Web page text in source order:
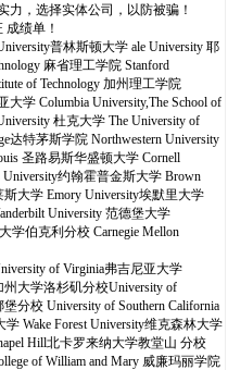
力，选择实体公司，以防被骗！
绩单！
普林斯顿大学 ale University 耶
麻省理工学院 Stanford
of Technology 加州理工学院
大学 Columbia University,The School of
杜克大学 The University of
达特茅斯学院 Northwestern University
圣路易斯华盛顿大学 Cornell
University约翰霍普金斯大学 Brown
大学 Emory University埃默里大学
University 范德堡大学
学伯克利分校 Carnegie Mellon
of Virginia弗吉尼亚大学
州大学洛杉矶分校University of
分校 University of Southern California
Wake Forest University维克森林大学
Hill北卡罗来纳大学教堂山 分校
of William and Mary 威廉玛丽学院